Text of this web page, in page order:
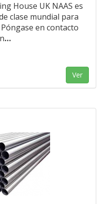
House UK NAAS es
clase mundial para
en contacto
…
Ver